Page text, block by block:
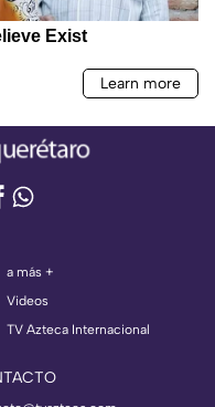
a más +
Videos
TV Azteca Internacional